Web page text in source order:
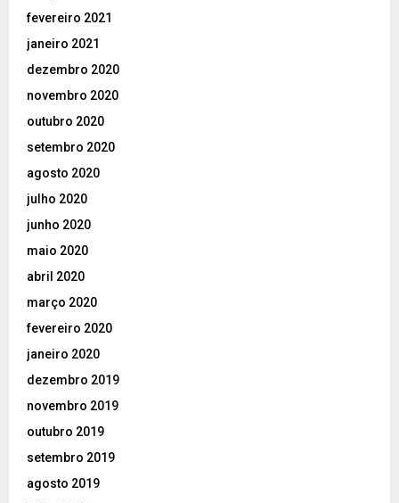
fevereiro 2021
janeiro 2021
dezembro 2020
novembro 2020
outubro 2020
setembro 2020
agosto 2020
julho 2020
junho 2020
maio 2020
abril 2020
março 2020
fevereiro 2020
janeiro 2020
dezembro 2019
novembro 2019
outubro 2019
setembro 2019
agosto 2019